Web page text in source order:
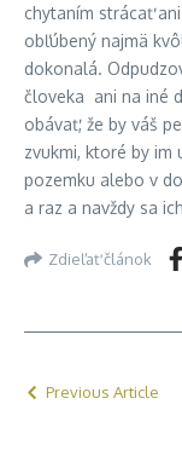
chytaním strácať
obľúbený najmä
dokonalá.
človeka ani na iné
obávať, že by váš
zvukmi, ktoré by im
pozemku alebo v
a raz a navždy sa
Zdieľať článok
Previous Article